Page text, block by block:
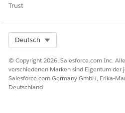
KONNTEN SIE IHR PROBLEM
Geben Sie uns Feedback, damit
Trust
Deutsch
© Copyright 2026, Salesforce.com Inc.
verschiedenen Marken sind Eigentum der
Salesforce.com Germany GmbH, Erika-
Deutschland